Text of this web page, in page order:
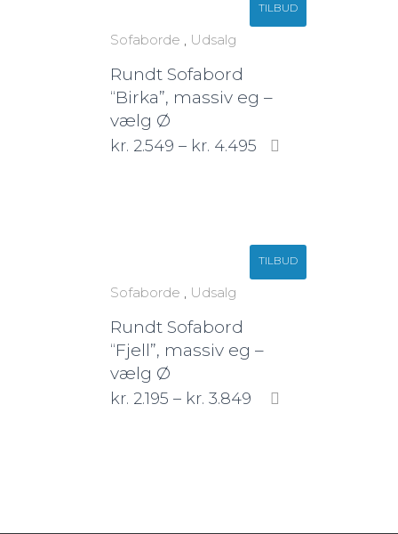
TILBUD
Sofaborde , Udsalg
Rundt Sofabord
“Birka”, massiv eg –
vælg Ø
kr. 2.549 – kr. 4.495
TILBUD
Sofaborde , Udsalg
Rundt Sofabord
“Fjell”, massiv eg –
vælg Ø
kr. 2.195 – kr. 3.849